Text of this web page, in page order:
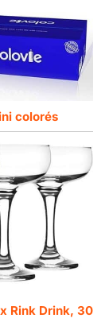
colorés
Rink Drink, 30